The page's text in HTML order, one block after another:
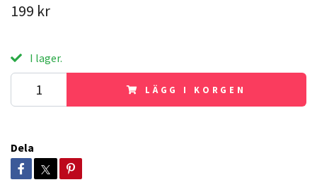
199 kr
I lager.
LÄGG I KORGEN
Dela